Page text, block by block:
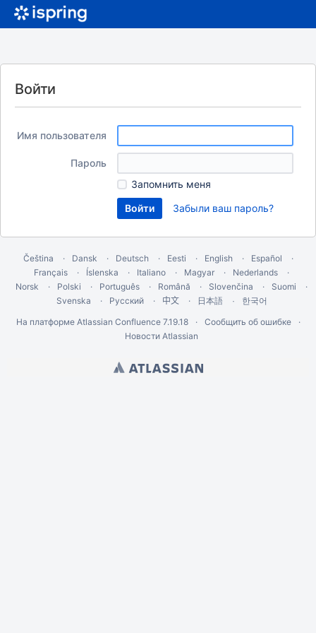
Войти
Имя пользователя
Пароль
Запомнить меня
Забыли ваш пароль?
Čeština Dansk Deutsch Eesti English
Español
Français
Íslenska Italiano Magyar
Nederlands
Norsk
Polski Português Română Slovenčina
Suomi
Svenska
Русский 中文 日本語
한국어
На платформе Atlassian Confluence 7.19.18
Сообщить об ошибке
Новости Atlassian